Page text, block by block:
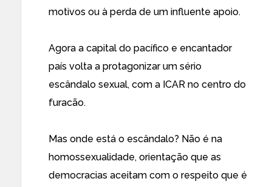
motivos ou à perda de um influente apoio.
Agora a capital do pacífico e encantador
país volta a protagonizar um sério
escândalo sexual, com a ICAR no centro do
furacão.
Mas onde está o escândalo? Não é na
homossexualidade, orientação que as
democracias aceitam com o respeito que é